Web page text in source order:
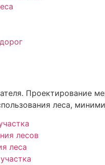
Проектирование
леса,
лесов
леса